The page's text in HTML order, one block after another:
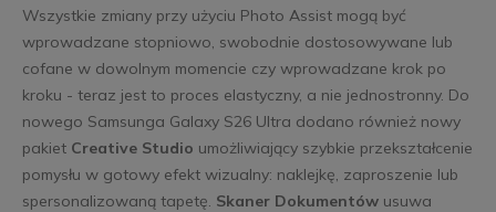
Wszystkie zmiany przy użyciu Photo Assist mogą być
wprowadzane stopniowo, swobodnie dostosowywane lub
cofane w dowolnym momencie czy wprowadzane krok po
kroku - teraz jest to proces elastyczny, a nie jednostronny. Do
nowego Samsunga Galaxy S26 Ultra dodano również nowy
pakiet Creative Studio umożliwiający szybkie przekształcenie
pomysłu w gotowy efekt wizualny: naklejkę, zaproszenie lub
spersonalizowaną tapetę. Skaner Dokumentówusuwa